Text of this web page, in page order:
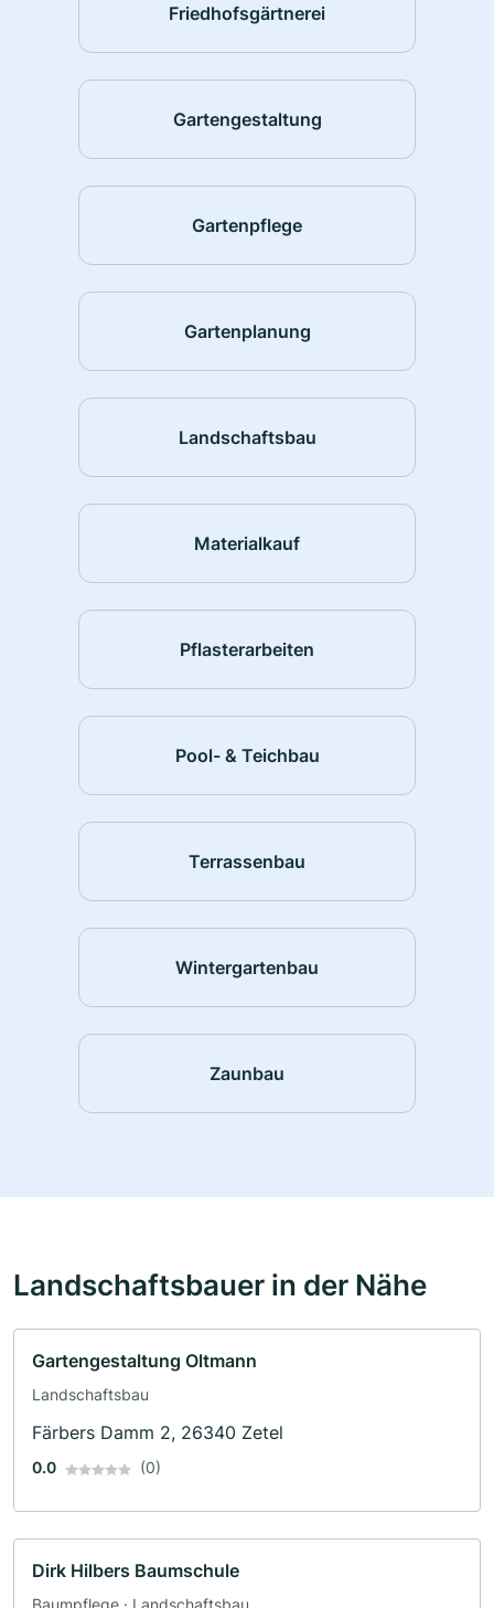
Friedhofsgärtnerei
Gartengestaltung
Gartenpflege
Gartenplanung
Landschaftsbau
Materialkauf
Pflasterarbeiten
Pool- & Teichbau
Terrassenbau
Wintergartenbau
Zaunbau
Landschaftsbauer in der Nähe
Gartengestaltung Oltmann
Landschaftsbau
Färbers Damm 2, 26340 Zetel
0.0 (0)
Dirk Hilbers Baumschule